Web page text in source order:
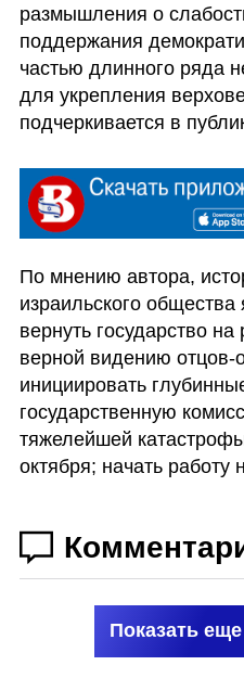
размышления о
поддержания
частью длинного ряда
для укрепления
подчеркивается в
По мнению автора,
израильского общества
вернуть государство
верной видению отцов-
инициировать
государственную
тяжелейшей
октября; начать работу
Показать